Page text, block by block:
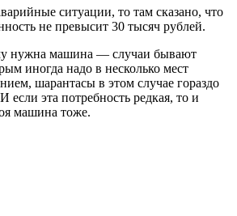
ситуации, то там сказано, что
не превысит 30 тысяч рублей.
нужна машина — случаи бывают
иногда надо в несколько мест
шарантасы в этом случае гораздо
если эта потребность редкая, то и
машина тоже.